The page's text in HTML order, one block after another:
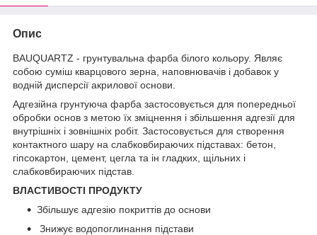
Опис
BAUQUARTZ - грунтувальна фарба білого кольору. Являє
собою суміш кварцового зерна, наповнювачів і добавок у
водній дисперсії акрилової основи.
Адгезійна грунтуюча фарба застосовується для попередньої
обробки основ з метою їх зміцнення і збільшення адгезії для
внутрішніх і зовнішніх робіт. Застосовується для створення
контактного шару на слабковбираючих підставах: бетон,
гіпсокартон, цемент, цегла та ін гладких, щільних і
слабковбираючих підстав.
ВЛАСТИВОСТІ ПРОДУКТУ
Збільшує адгезію покриттів до основи
Знижує водопоглинання підстави